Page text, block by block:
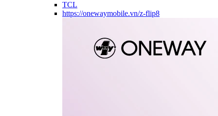
TCL
https://onewaymobile.vn/z-flip8